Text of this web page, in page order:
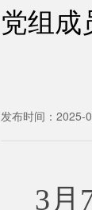
党组
发布时间：2025-
3月